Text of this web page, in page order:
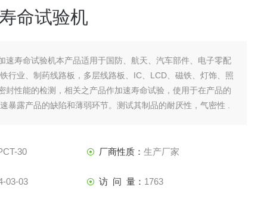
命试验机
速寿命试验机本产品适用于国防、航天、汽车部件、电子零配
行业、制药线路板，多层线路板、IC、LCD、磁铁、灯饰、照
封性能的检测，相关之产品作加速寿命试验，使用于在产品的
暴露产品的缺陷和薄弱环节。测试其制品的耐厌性，气密性 .
30 厂商性质：生产厂家
03-03 访 问 量： 1763